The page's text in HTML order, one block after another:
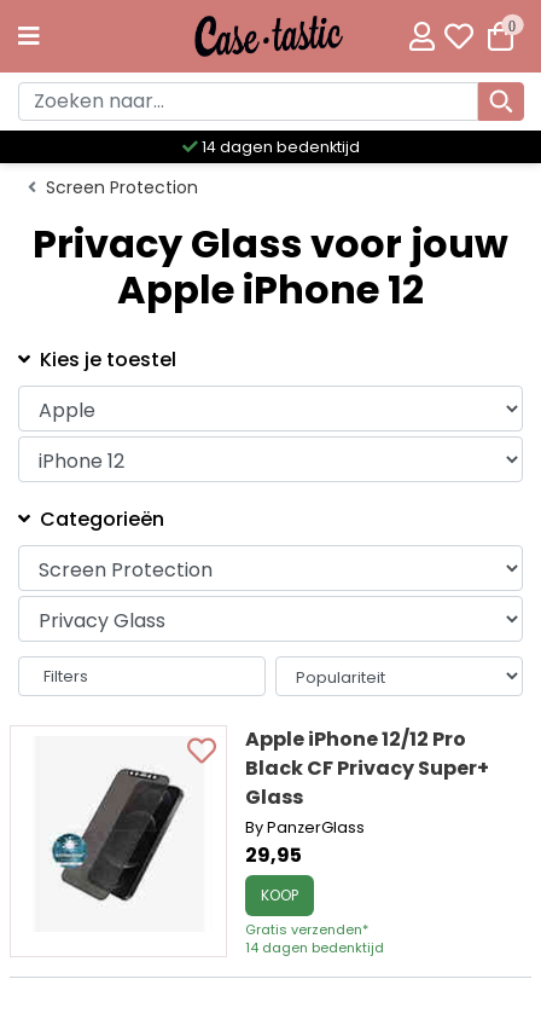
0
14 dagen bedenktijd
Screen Protection
Privacy Glass voor jouw
Apple iPhone 12
Kies je toestel
Categorieën
Filters
Apple iPhone 12/12 Pro
Black CF Privacy Super+
Glass
By PanzerGlass
29,95
KOOP
Gratis verzenden*
14 dagen bedenktijd